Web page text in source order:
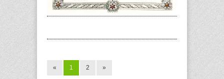
« 1 2 »